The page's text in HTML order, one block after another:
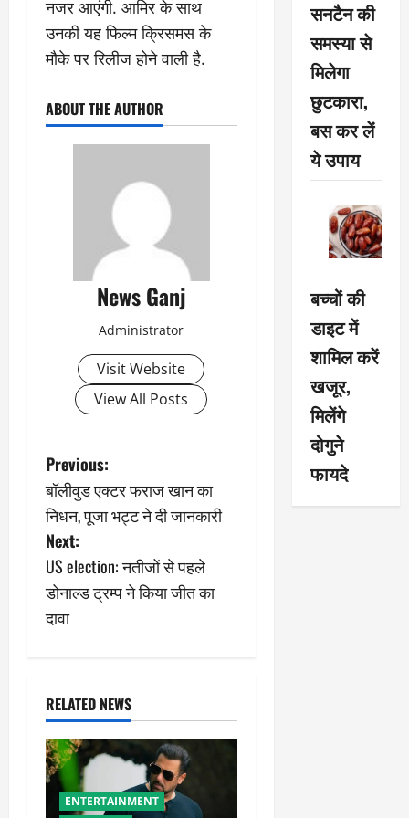
नजर आएंगी. आमिर के साथ
उनकी यह फिल्म क्रिसमस के
मौके पर रिलीज होने वाली है.
ABOUT THE AUTHOR
News Ganj
Administrator
Visit Website
View All Posts
P
o
s
t
n
v
i
g
Previous:
बॉलीवुड एक्टर फराज खान का
निधन, पूजा भट्ट ने दी जानकारी
Next:
US election: नतीजों से पहले
डोनाल्ड ट्रम्प ने किया जीत का
दावा
RELATED NEWS
ENTERTAINMENT
सनटैन की
समस्या से
मिलेगा
छुटकारा,
बस कर लें
ये उपाय
बच्चों की
डाइट में
शामिल करें
खजूर,
मिलेंगे
दोगुने
फायदे